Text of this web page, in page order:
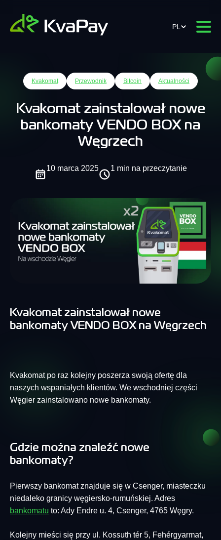
PL
Kvakomat Przewodnik Bitcoin Aktualności
Kvakomat zainstalował nowe
bankomaty VENDO BOX na
Węgrzech
10 marca 2025 1 min na przeczytanie
Kvakomat zainstalował nowe
bankomaty VENDO BOX na Węgrzech
Kvakomat po raz kolejny poszerza swoją ofertę dla
naszych wspaniałych klientów. We wschodniej części
Węgier zainstalowano nowe bankomaty.
Gdzie można znaleźć nowe
bankomaty?
Pierwszy bankomat znajduje się w Csenger, miasteczku
niedaleko granicy węgiersko-rumuńskiej. Adres
bankomatu to: Ady Endre u. 4, Csenger, 4765 Węgry.
Kolejny mieści się przy ul. Kossuth tér 5, Fehérgyarmat,